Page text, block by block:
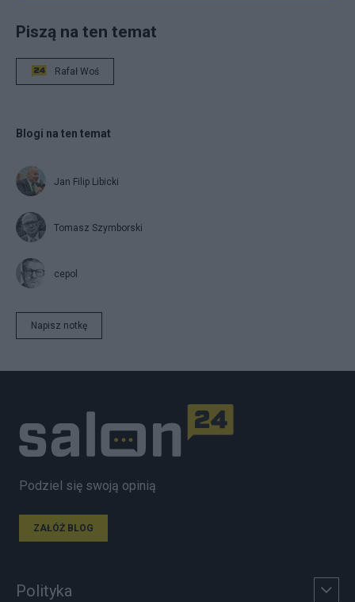
Piszą na ten temat
Rafał Woś
Blogi na ten temat
Jan Filip Libicki
Tomasz Szymborski
cepol
Napisz notkę
Podziel się swoją opinią
ZAŁÓŻ BLOG
Polityka